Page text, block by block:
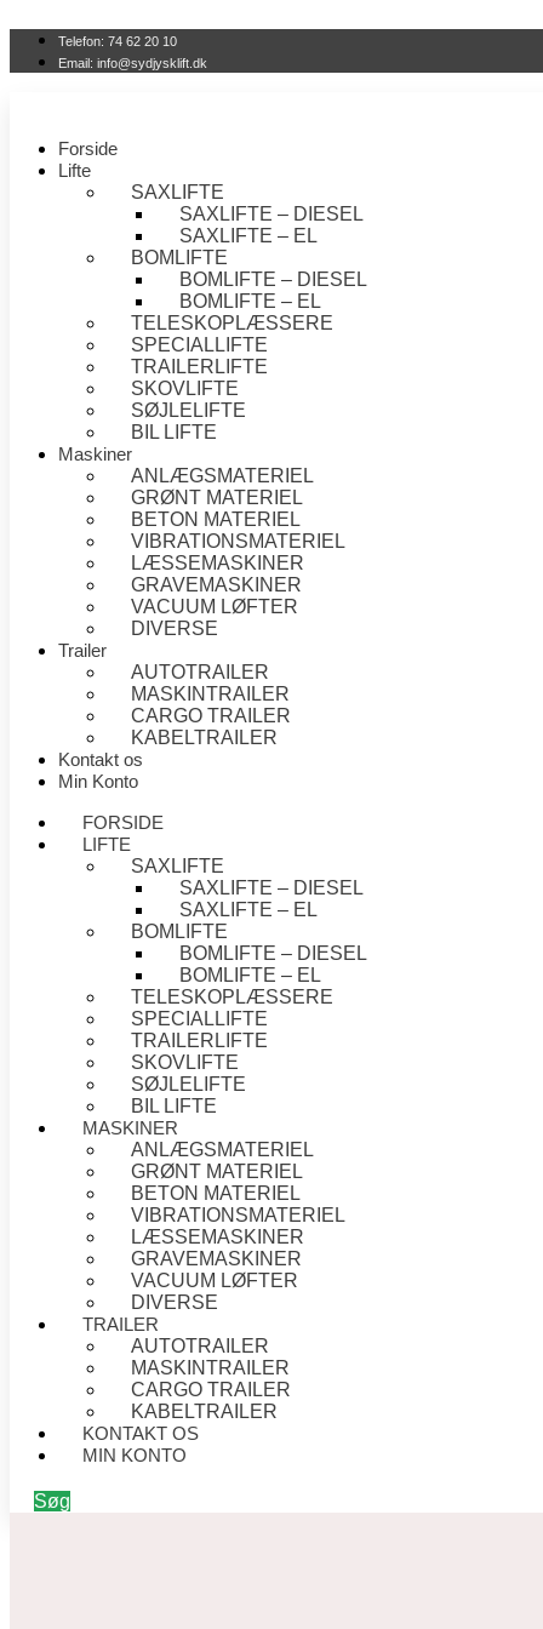
indhold
Telefon: 74 62 20 10
Email: info@sydjysklift.dk
Forside
Lifte
SAXLIFTE
SAXLIFTE – DIESEL
SAXLIFTE – EL
BOMLIFTE
BOMLIFTE – DIESEL
BOMLIFTE – EL
TELESKOPLÆSSERE
SPECIALLIFTE
TRAILERLIFTE
SKOVLIFTE
SØJLELIFTE
BIL LIFTE
Maskiner
ANLÆGSMATERIEL
GRØNT MATERIEL
BETON MATERIEL
VIBRATIONSMATERIEL
LÆSSEMASKINER
GRAVEMASKINER
VACUUM LØFTER
DIVERSE
Trailer
AUTOTRAILER
MASKINTRAILER
CARGO TRAILER
KABELTRAILER
Kontakt os
Min Konto
FORSIDE
LIFTE
SAXLIFTE
SAXLIFTE – DIESEL
SAXLIFTE – EL
BOMLIFTE
BOMLIFTE – DIESEL
BOMLIFTE – EL
TELESKOPLÆSSERE
SPECIALLIFTE
TRAILERLIFTE
SKOVLIFTE
SØJLELIFTE
BIL LIFTE
MASKINER
ANLÆGSMATERIEL
GRØNT MATERIEL
BETON MATERIEL
VIBRATIONSMATERIEL
LÆSSEMASKINER
GRAVEMASKINER
VACUUM LØFTER
DIVERSE
TRAILER
AUTOTRAILER
MASKINTRAILER
CARGO TRAILER
KABELTRAILER
KONTAKT OS
MIN KONTO
Søg